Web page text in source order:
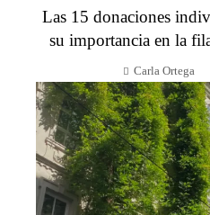
Las 15 donaciones
su importancia en la
Carla Ortega